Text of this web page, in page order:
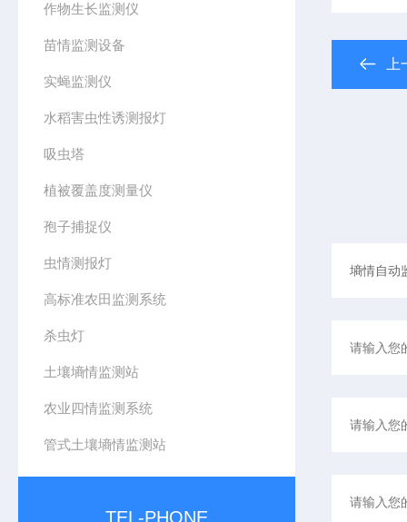
作物生长监测仪
苗情监测设备
实蝇监测仪
水稻害虫性诱测报灯
吸虫塔
植被覆盖度测量仪
孢子捕捉仪
虫情测报灯
高标准农田监测系统
杀虫灯
土壤墒情监测站
农业四情监测系统
管式土壤墒情监测站
TEL-PHONE